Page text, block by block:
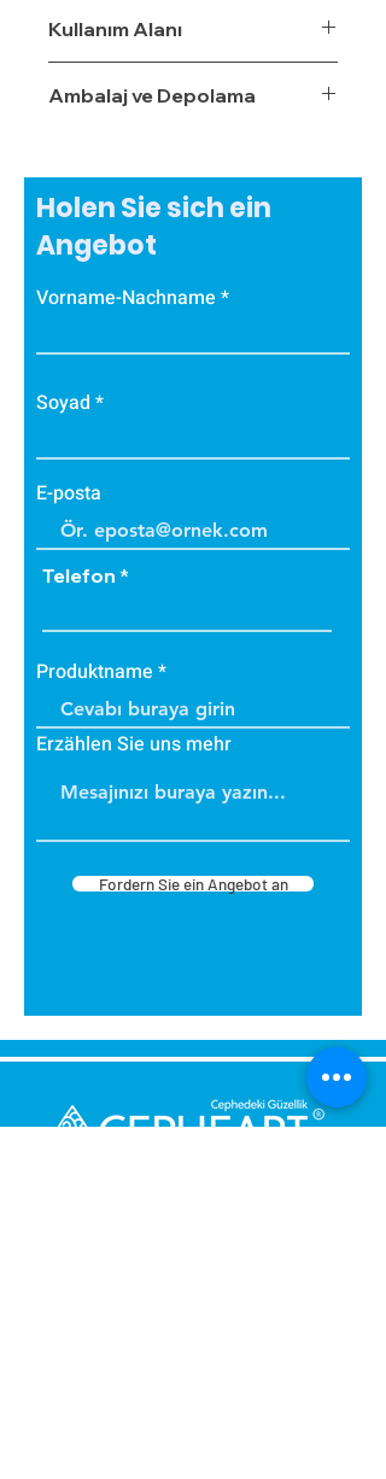
Kullanım Alanı
Ambalaj ve Depolama
Holen Sie sich ein
Angebot
Vorname-Nachname
Soyad
E-posta
Telefon
Produktname
Erzählen Sie uns mehr
Fordern Sie ein Angebot an